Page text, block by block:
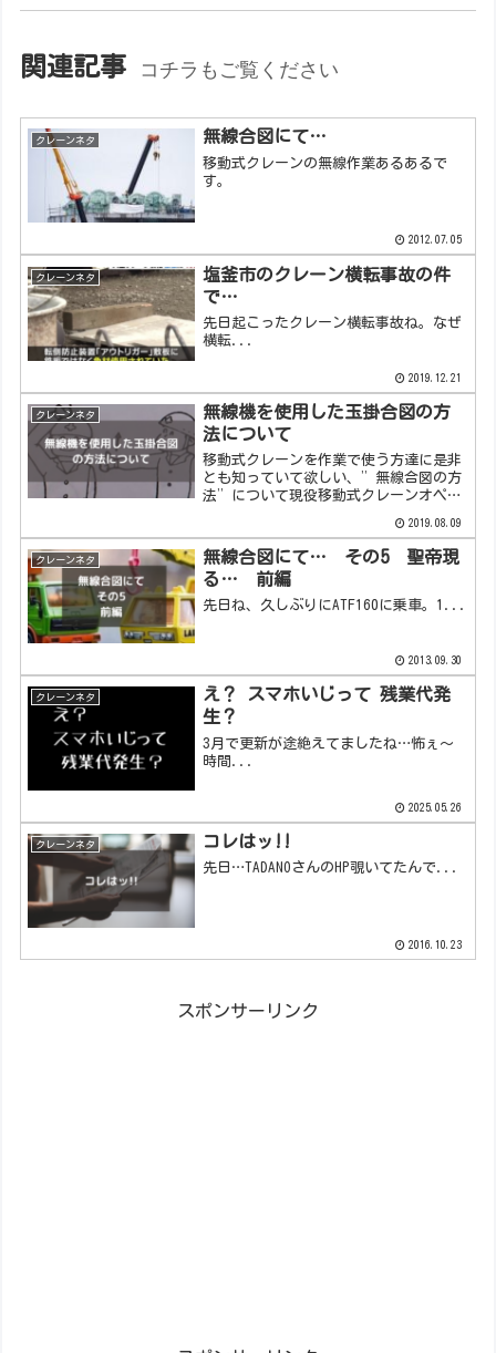
関連記事 コチラもご覧ください
クレーンネタ 無線合図にて…
移動式クレーンの無線作業あるあるで
す。
2012.07.05
クレーンネタ
塩釜市のクレーン横転事故の件
で…
先日起こったクレーン横転事故ね。なぜ
横転...
2019.12.21
クレーンネタ
無線機を使用した玉掛合図の方
法について
移動式クレーンを作業で使う方達に是非
とも知っていて欲しい、”無線合図の方
法”について現役移動式クレーンオペさ
ムーズにいけば作業効率倍増!!
2019.08.09
クレーンネタ
無線合図にて… その5 聖帝現
る… 前編
先日ね、久しぶりにATF160に乗車。1...
2013.09.30
クレーンネタ
え？ スマホいじって 残業代発
生？
3月で更新が途絶えてましたね…怖ぇ～
時間...
2025.05.26
クレーンネタ コレはッ!!
先日…TADANOさんのHP覗いてたんで...
2016.10.23
スポンサーリンク